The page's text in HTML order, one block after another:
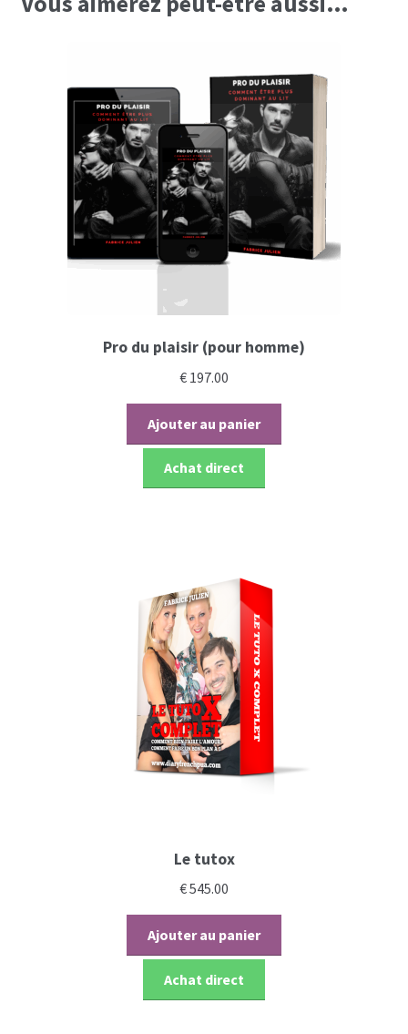
Pro du plaisir (pour homme)
€ 197.00
Ajouter au panier
Achat direct
Le tutox
€545.00
Ajouter au panier
Achat direct